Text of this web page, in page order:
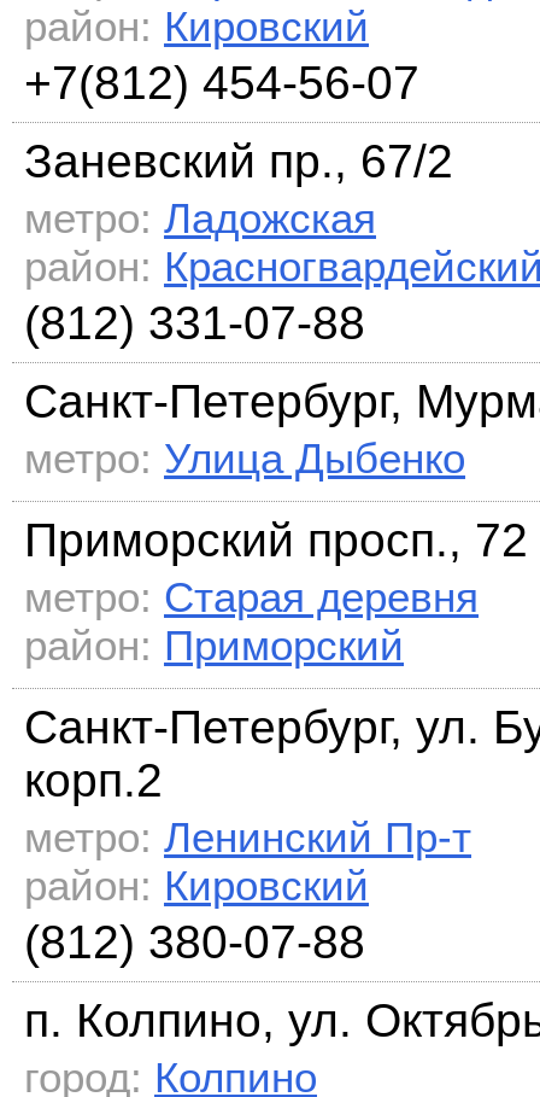
район: Кировский
+7(812) 454-56-07
Заневский пр., 67/2
метро: Ладожская
район:
(812) 331-07-88
Санкт-Петербург,
метро: Улица Дыбенко
Приморский просп., 72
метро: Старая деревня
район: Приморский
Санкт-Петербург, ул.
корп.2
метро: Ленинский Пр-т
район: Кировский
(812) 380-07-88
п. Колпино, ул.
город: Колпино